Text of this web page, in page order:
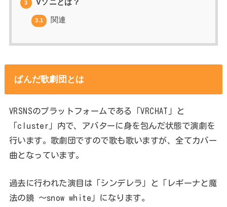
3 Vソニとは？
3.1 関連
ぱんだ歌劇団とは
VRSNSのプラットフォームである「VRCHAT」と
「cluster」内で、アバターに身を包んだ状態で演劇を
行います。歌劇団ですので歌も歌いますが、全てカバー
曲となっています。
過去に行われた演目は「シンデレラ」と「レギーナと魔
法の鏡 ～snow white」になります。